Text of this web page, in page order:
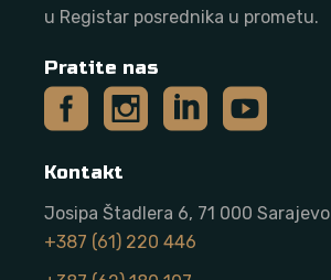
u Registar posrednika u prometu.
Pratite nas
Kontakt
Josipa Štadlera 6, 71 000 Sarajevo
+387 (61) 220 446